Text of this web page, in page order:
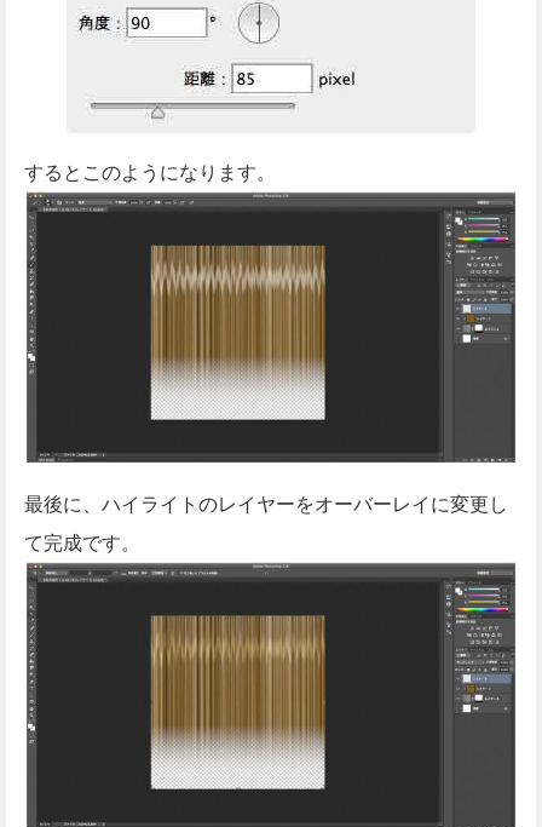
するとこのようになります。
最後に、ハイライトのレイヤーをオーバーレイに変更し
て完成です。